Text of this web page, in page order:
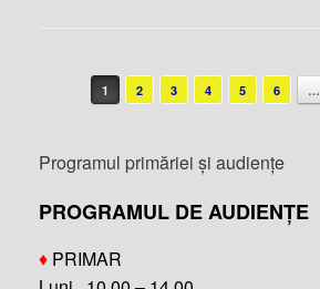
Post navigation
1 2 3 4 5 6 …
Programul primăriei și audiențe
PROGRAMUL DE AUDIENȚE
♦ PRIMAR